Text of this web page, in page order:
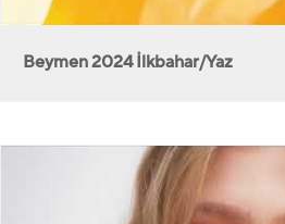
Beymen 2024 İlkbahar/Yaz